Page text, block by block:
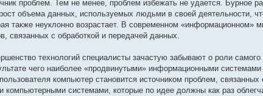
проблем. Тем не менее, проблем избежать не удается. Бурное
объема данных, используемых людьми в своей деятельности,
также неуклонно возрастает. В современном «информационном»
связанных с обработкой и передачей данных.
технологий специалисты зачастую забывают о роли
чего наиболее «продвинутыми» информационными
компьютер становится источником проблем,
системами, которые по идее должны как раз